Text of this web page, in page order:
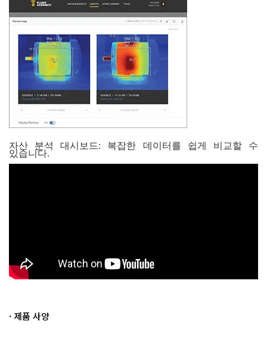
자산 분석 대시보드: 복잡한 데이터를 쉽게 비교할 수
있습니다.
· 제품 사양